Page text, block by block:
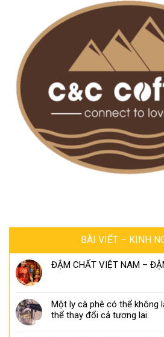
BÀI VIẾT – KINH
ĐẬM CHẤT VIỆT NAM –
Một ly cà phê có thể không
thể thay đổi cả tương lai.